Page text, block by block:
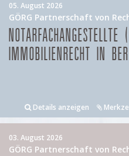
05. August 2026
GÖRG Partnerschaft von
IMMOBILIENRECHT IN
Details anzeigen
03. August 2026
GÖRG Partnerschaft von